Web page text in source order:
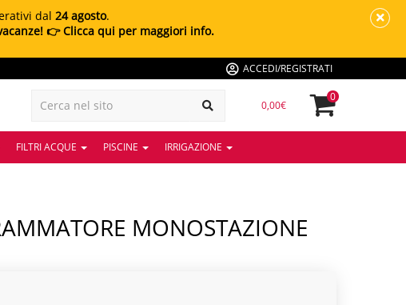
dal 24 agosto.
👉 Clicca qui per maggiori info.
ACCEDI/REGISTRATI
0,00€
0
FILTRI ACQUE PISCINE IRRIGAZIONE